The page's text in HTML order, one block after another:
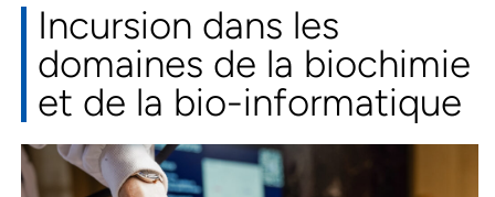
Incursion dans les
domaines de la biochimie
et de la bio-informatique